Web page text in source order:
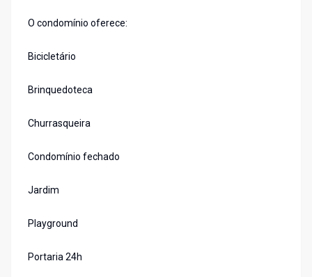
O condomínio oferece:
Bicicletário
Brinquedoteca
Churrasqueira
Condomínio fechado
Jardim
Playground
Portaria 24h